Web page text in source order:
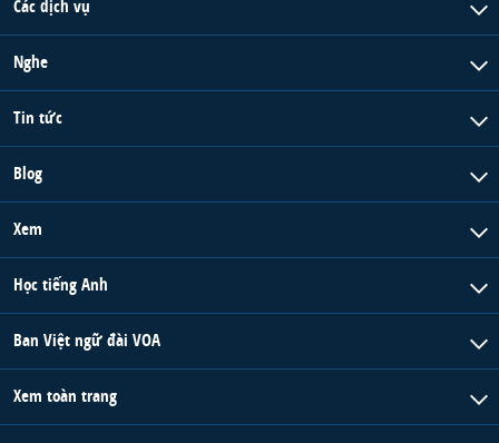
Các dịch vụ
Nghe
Tin tức
Blog
Xem
Học tiếng Anh
Ban Việt ngữ đài VOA
Xem toàn trang